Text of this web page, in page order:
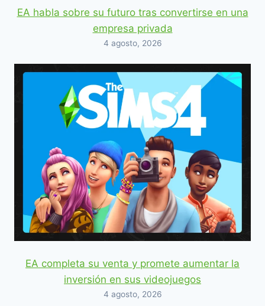
EA habla sobre su futuro tras convertirse en una
empresa privada
4 agosto, 2026
EA completa su venta y promete aumentar la
inversión en sus videojuegos
4 agosto, 2026